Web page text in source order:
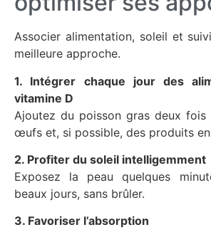
Associer alimentation, soleil et
meilleure approche.
1. Intégrer chaque jour des
vitamine D
Ajoutez du poisson gras deux fois
œufs et, si possible, des produits
2. Profiter du soleil intelligemment
Exposez la peau quelques
beaux jours, sans brûler.
3. Favoriser l’absorption